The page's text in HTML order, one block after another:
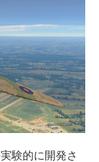
験的に開発さ